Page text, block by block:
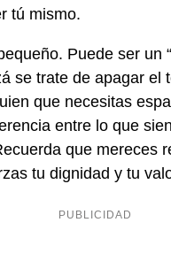
tú mismo.
Puede ser un
se trate de apagar
que necesitas
entre lo que
que mereces
tu dignidad y tu